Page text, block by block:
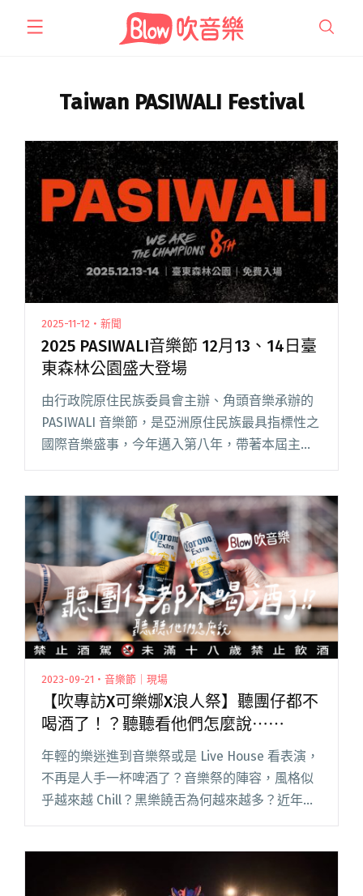
Taiwan PASIWALI Festival
2025-11-12・新聞
2025 PASIWALI音樂節 12月13、14日臺
東森林公園盛大登場
由行政院原住民族委員會主辦、角頭音樂承辦的
PASIWALI 音樂節，是亞洲原住民族最具指標性之
國際音樂盛事，今年邁入第八年，帶著本屆主視
覺及主題「We are the CHAMPIONS」強勢回
"2025 PASIWALI音樂節 12月13、14日臺東森林公
園盛大登場"
2023-09-21・音樂節｜現場
【吹專訪X可樂娜X浪人祭】聽團仔都不
喝酒了！？聽聽看他們怎麼說⋯⋯
年輕的樂迷進到音樂祭或是 Live House 看表演，
不再是人手一杯啤酒了？音樂祭的陣容，風格似
乎越來越 Chill？黑樂饒舌為何越來越多？近年常
酒了！？聽聽看他們怎麼說⋯⋯"